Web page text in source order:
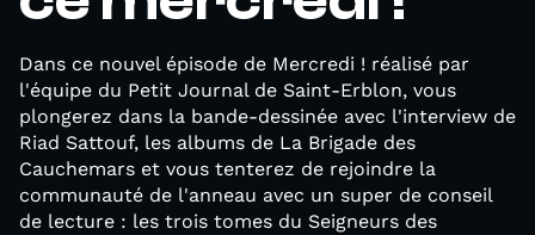
Dans ce nouvel épisode de Mercredi ! réalisé par
l'équipe du Petit Journal de Saint-Erblon, vous
plongerez dans la bande-dessinée avec l'interview de
Riad Sattouf, les albums de La Brigade des
Cauchemars et vous tenterez de rejoindre la
communauté de l'anneau avec un super de conseil
de lecture : les trois tomes du Seigneurs des